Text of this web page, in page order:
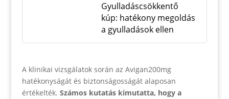
Gyulladáscsökkentő
kúp: hatékony megoldás
a gyulladások ellen
A klinikai vizsgálatok során az Avigan200mg
hatékonyságát és biztonságosságát alaposan
értékelték. Számos kutatás kimutatta, hogy a